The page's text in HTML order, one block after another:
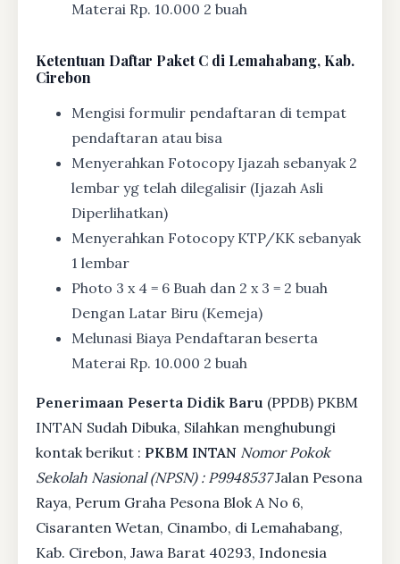
Materai Rp. 10.000 2 buah
Ketentuan Daftar Paket C di Lemahabang, Kab.
Cirebon
Mengisi formulir pendaftaran di tempat
pendaftaran atau bisa
Menyerahkan Fotocopy Ijazah sebanyak 2
lembar yg telah dilegalisir (Ijazah Asli
Diperlihatkan)
Menyerahkan Fotocopy KTP/KK sebanyak
1 lembar
Photo 3 x 4 = 6 Buah dan 2 x 3 = 2 buah
Dengan Latar Biru (Kemeja)
Melunasi Biaya Pendaftaran beserta
Materai Rp. 10.000 2 buah
Penerimaan Peserta Didik Baru (PPDB) PKBM
INTAN Sudah Dibuka, Silahkan menghubungi
kontak berikut : PKBM INTAN Nomor Pokok
Sekolah Nasional (NPSN) : P9948537Jalan Pesona
Raya, Perum Graha Pesona Blok A No 6,
Cisaranten Wetan, Cinambo, di Lemahabang,
Kab. Cirebon, Jawa Barat 40293, Indonesia